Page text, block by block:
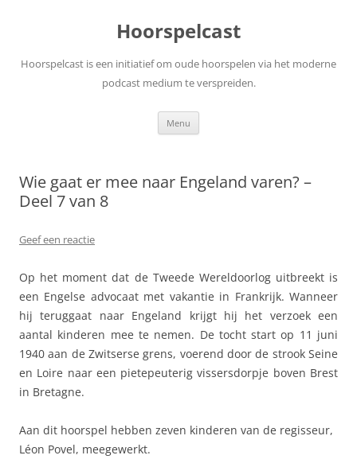
Hoorspelcast
Hoorspelcast is een initiatief om oude hoorspelen via het moderne
podcast medium te verspreiden.
Menu
Wie gaat er mee naar Engeland varen? –
Deel 7 van 8
Geef een reactie
Op het moment dat de Tweede Wereldoorlog uitbreekt is
een Engelse advocaat met vakantie in Frankrijk. Wanneer
hij teruggaat naar Engeland krijgt hij het verzoek een
aantal kinderen mee te nemen. De tocht start op 11 juni
1940 aan de Zwitserse grens, voerend door de strook Seine
en Loire naar een pietepeuterig vissersdorpje boven Brest
in Bretagne.
Aan dit hoorspel hebben zeven kinderen van de regisseur,
Léon Povel, meegewerkt.